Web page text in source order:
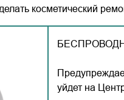
косметический
уйдет на